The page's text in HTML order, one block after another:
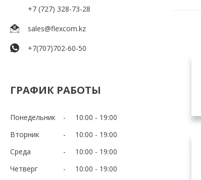
+7 (727) 328-73-28
sales@flexcom.kz
+7(707)702-60-50
ГРАФИК РАБОТЫ
Понедельник 10:00
19:00
Вторник
10:00
19:00
Среда
10:00
19:00
Четверг
10:00
19:00